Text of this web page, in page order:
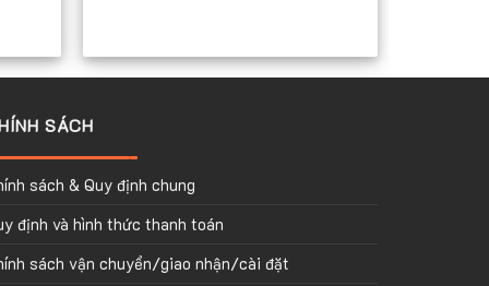
SÁCH
sách & Quy định chung
định và hình thức thanh toán
sách vận chuyển/giao nhận/cài đặt